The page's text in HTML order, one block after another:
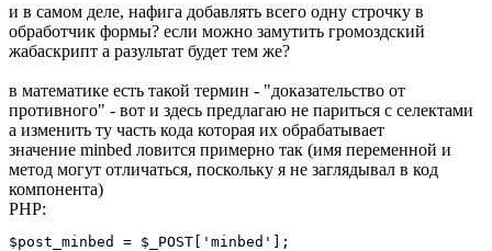
и в самом деле, нафига добавлять всего одну строчку в
обработчик формы? если можно замутить громоздский
жабаскрипт а разультат будет тем же?
в математике есть такой термин - "доказательство от
противного" - вот и здесь предлагаю не париться с селектами
а изменить ту часть кода которая их обрабатывает
значение minbed ловится примерно так (имя переменной и
метод могут отличаться, поскольку я не заглядывал в код
компонента)
PHP:
$post_minbed = $_POST['minbed'];